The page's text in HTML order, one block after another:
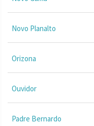
Novo Planalto
Orizona
Ouvidor
Padre Bernardo